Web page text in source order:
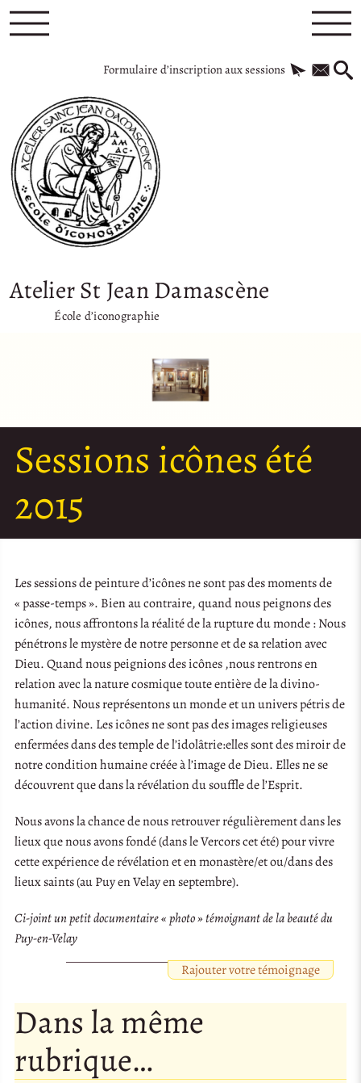
Formulaire d’inscription aux sessions
Atelier St Jean Damascène
École d’iconographie
Sessions icônes été
2015
Les sessions de peinture d’icônes ne sont pas des moments de
« passe-temps ». Bien au contraire, quand nous peignons des
icônes, nous affrontons la réalité de la rupture du monde : Nous
pénétrons le mystère de notre personne et de sa relation avec
Dieu. Quand nous peignions des icônes ,nous rentrons en
relation avec la nature cosmique toute entière de la divino-
humanité. Nous représentons un monde et un univers pétris de
l’action divine. Les icônes ne sont pas des images religieuses
enfermées dans des temple de l’idolâtrie:elles sont des miroir de
notre condition humaine créée à l’image de Dieu. Elles ne se
découvrent que dans la révélation du souffle de l’Esprit.
Nous avons la chance de nous retrouver régulièrement dans les
lieux que nous avons fondé (dans le Vercors cet été) pour vivre
cette expérience de révélation et en monastère/et ou/dans des
lieux saints (au Puy en Velay en septembre).
Ci-joint un petit documentaire « photo » témoignant de la beauté du
Puy-en-Velay
Rajouter votre témoignage
Dans la même
rubrique…